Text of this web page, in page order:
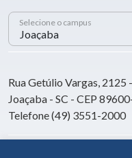
Selecione o campus
Rua Getúlio Vargas, 2125
Joaçaba - SC - CEP
Telefone (49) 3551-2000